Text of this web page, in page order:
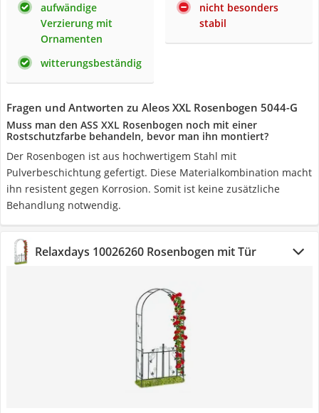
aufwändige
Verzierung mit
Ornamenten
witterungsbeständig
nicht besonders
stabil
Fragen und Antworten zu Aleos XXL Rosenbogen 5044-G
Muss man den ASS XXL Rosenbogen noch mit einer
Rostschutzfarbe behandeln, bevor man ihn montiert?
Der Rosenbogen ist aus hochwertigem Stahl mit
Pulverbeschichtung gefertigt. Diese Materialkombination macht
ihn resistent gegen Korrosion. Somit ist keine zusätzliche
Behandlung notwendig.
Relaxdays 10026260 Rosenbogen mit Tür